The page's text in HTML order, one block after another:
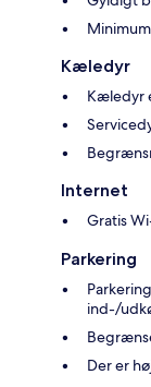
Kæledyr
Kæledyr
Internet
Gratis
Parkering
ind-/
Der er